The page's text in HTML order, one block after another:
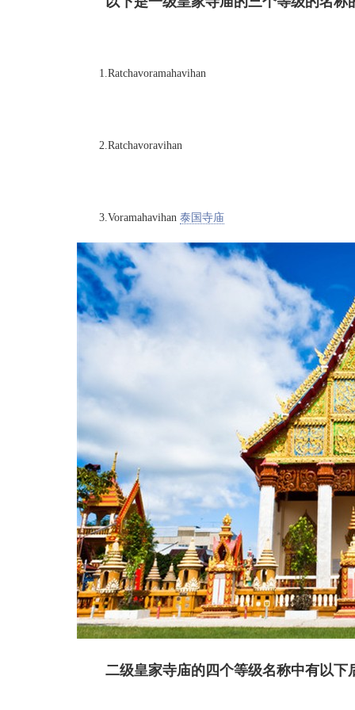
1.Ratchavoramahavihan
2.Ratchavoravihan
3.Voramahavihan 泰国寺庙
二级皇家寺庙的四个等级名称中有以下